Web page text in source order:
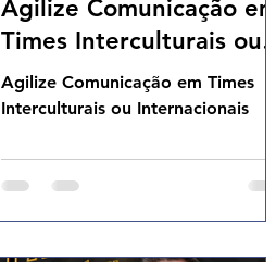
Agilize Comunicação em
Times Interculturais ou
Internacionais (Parte 3/3)
SEG 20.04.26 07h31
Agilize Comunicação em Times
Interculturais ou Internacionais